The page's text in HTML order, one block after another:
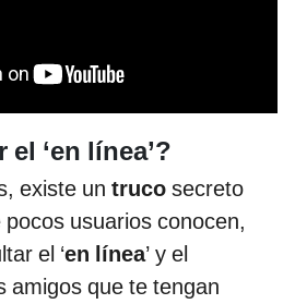
‘en línea’?
existe un truco secreto
pocos usuarios conocen,
el ‘en línea’ y el
amigos que te tengan